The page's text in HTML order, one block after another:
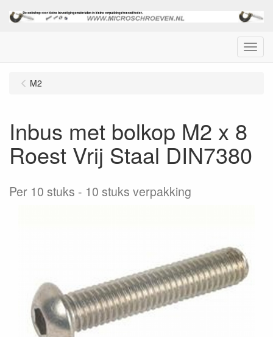
Menu
M2
Inbus met bolkop M2 x 8
Roest Vrij Staal DIN7380
Per 10 stuks 10 stuks verpakking